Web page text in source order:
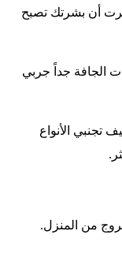
أن بشرتك تصبح
الجافة جداً جربي
تجنبي الأنواع
.
من المنزل.